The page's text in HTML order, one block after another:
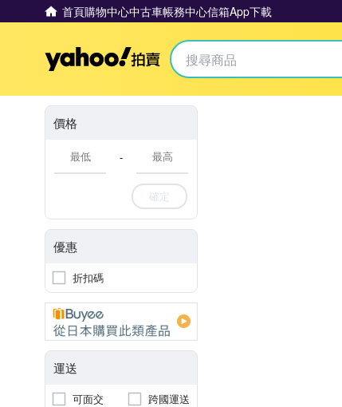
首頁購物中心中古車帳務中心信箱App下載
Yahoo拍賣
價格
-
確定
優惠
折扣碼
運送
可面交 跨國運送